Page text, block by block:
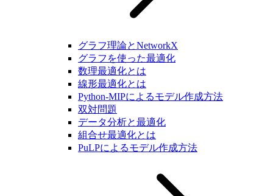
グラフ理論とNetworkX
グラフを使った最適化
数理最適化とは
線形最適化とは
Python-MIPによるモデル作成方法
双対問題
データ分析と最適化
組合せ最適化とは
PuLPによるモデル作成方法